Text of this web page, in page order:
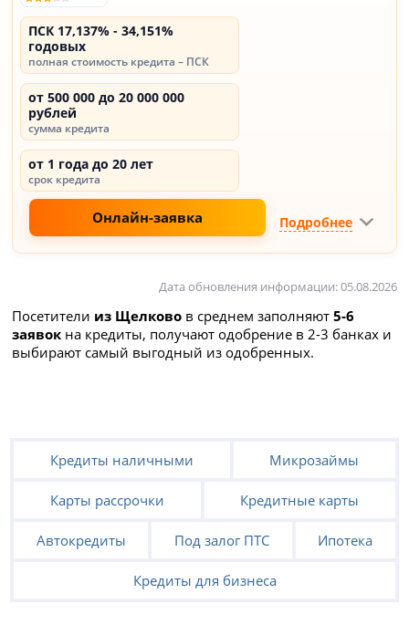
ПСК 17,137% - 34,151%
годовых
полная стоимость кредита – ПСК
от 500 000 до 20 000 000
рублей
сумма кредита
от 1 года до 20 лет
срок кредита
Онлайн-заявка Подробнее
Дата обновления информации: 05.08.2026
Посетители из Щелково в среднем заполняют5-6
заявок на кредиты, получают одобрение в 2-3 банках и
выбирают самый выгодный из одобренных.
Кредиты наличными Микрозаймы
Карты рассрочки Кредитные карты
Автокредиты Под залог ПТС Ипотека
Кредиты для бизнеса